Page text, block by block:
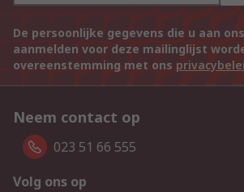
De persoonlijke gegevens die u aan
aanmelden voor deze mailinglijst
overeenstemming met ons
Neem contact op
023 51 66 555
Volg ons op